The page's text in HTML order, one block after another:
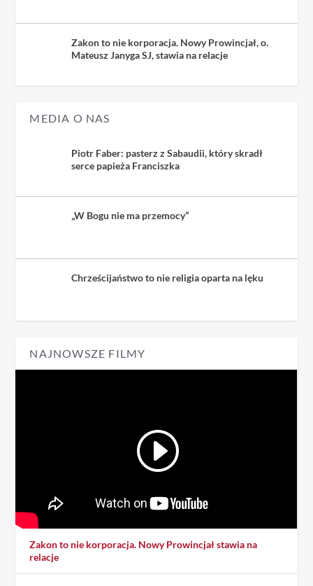
Zakon to nie korporacja. Nowy Prowincjał, o.
Mateusz Janyga SJ, stawia na relacje
MEDIA O NAS
Piotr Faber: pasterz z Sabaudii, który skradł
serce papieża Franciszka
„W Bogu nie ma przemocy”
Chrześcijaństwo to nie religia oparta na lęku
NAJNOWSZE FILMY
Zakon to nie korporacja. Nowy Prowincjał stawia na
relacje